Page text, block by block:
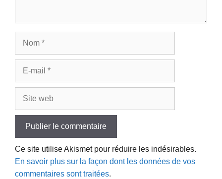
Ce site utilise Akismet pour réduire les indésirables.
En savoir plus sur la façon dont les données de vos
commentaires sont traitées.